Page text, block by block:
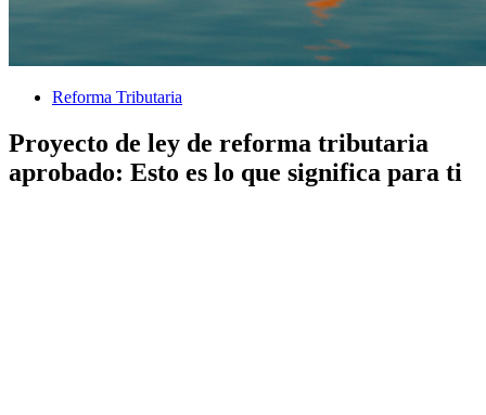
Reforma Tributaria
Proyecto de ley de reforma tributaria
aprobado: Esto es lo que significa para ti